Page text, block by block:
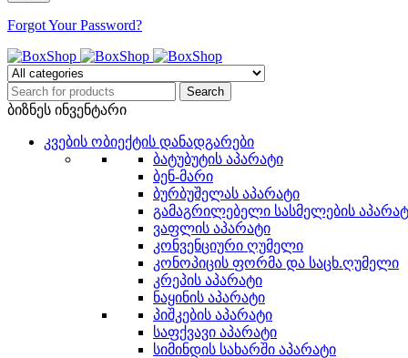
Forgot Your Password?
ბიზნეს ინვენტარი
კვების ობიექტის დანადგარები
ბატუბუტის აპარატი
ბენ-მარი
ბურბუშელას აპარატი
გამაგრილებელი სასმელების
ვაფლის აპარატი
კონვენციური ღუმელი
კონოპიცის ფორმა და საცხ.ღუმელი
კრეპის აპარატი
ნაყინის აპარატი
პიშკების აპარატი
საფქვავი აპარატი
სიმინდის სახარში აპარატი